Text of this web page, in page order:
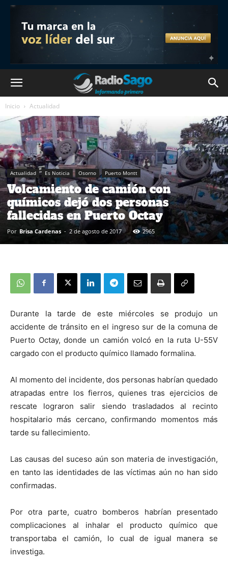
Inicio Actualidad
Actualidad Es Noticia Osorno Puerto Montt
Volcamiento de camión con
químicos dejó dos personas
fallecidas en Puerto Octay
Por Brisa Cardenas - 2 de agosto de 2017 2965
Durante la tarde de este miércoles se produjo un
accidente de tránsito en el ingreso sur de la comuna de
Puerto Octay, donde un camión volcó en la ruta U-55V
cargado con el producto químico llamado formalina.
Al momento del incidente, dos personas habrían quedado
atrapadas entre los fierros, quienes tras ejercicios de
rescate lograron salir siendo trasladados al recinto
hospitalario más cercano, confirmando momentos más
tarde su fallecimiento.
Las causas del suceso aún son materia de investigación,
en tanto las identidades de las víctimas aún no han sido
confirmadas.
Por otra parte, cuatro bomberos habrían presentado
complicaciones al inhalar el producto químico que
transportaba el camión, lo cual de igual manera se
investiga.